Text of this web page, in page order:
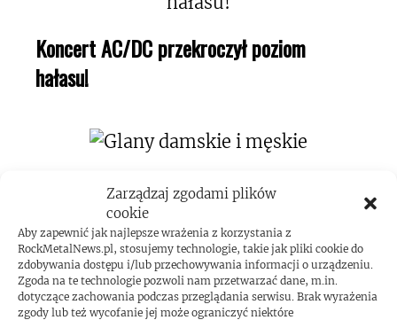
Zarządzaj zgodami plików
cookie
Aby zapewnić jak najlepsze wrażenia z korzystania z
RockMetalNews.pl, stosujemy technologie, takie jak pliki cookie do
zdobywania dostępu i/lub przechowywania informacji o urządzeniu.
Zgoda na te technologie pozwoli nam przetwarzać dane, m.in.
dotyczące zachowania podczas przeglądania serwisu. Brak wyrażenia
zgody lub też wycofanie jej może ograniczyć niektóre
Koncert AC/DC przekroczył poziom
hałasu!
ROCKMETALNEWS TV